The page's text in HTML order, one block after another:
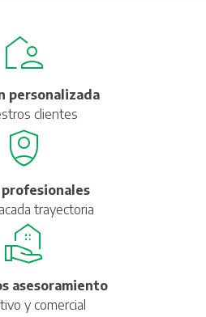
personalizada
clientes
profesionales
trayectoria
asesoramiento
y comercial